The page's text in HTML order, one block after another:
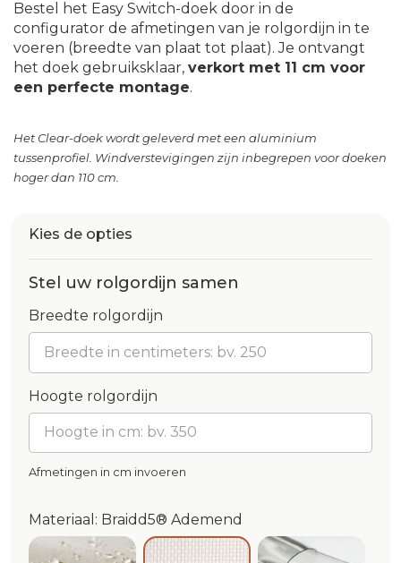
Bestel het Easy Switch-doek door in de
configurator de afmetingen van je rolgordijn in te
voeren (breedte van plaat tot plaat). Je ontvangt
het doek gebruiksklaar, verkort met 11 cm voor
een perfecte montage.
Het Clear-doek wordt geleverd met een aluminium
tussenprofiel. Windverstevigingen zijn inbegrepen voor doeken
hoger dan 110 cm.
Kies de opties
Stel uw rolgordijn samen
Breedte rolgordijn
Hoogte rolgordijn
Afmetingen in cm invoeren
Materiaal: Braidd5® Ademend
Purishade® WaterdichtBraidd5® AdemendClear®